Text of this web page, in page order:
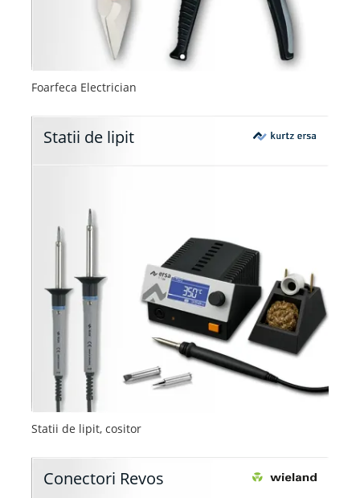
Foarfeca Electrician
Statii de lipit
Statii de lipit, cositor
Conectori Revos